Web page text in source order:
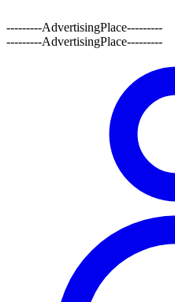
---------AdvertisingPlace---------
---------AdvertisingPlace---------